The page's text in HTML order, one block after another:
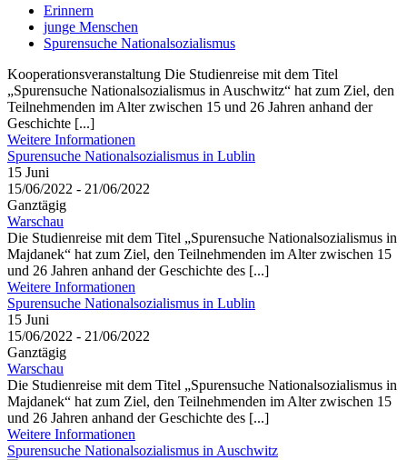
Erinnern
junge Menschen
Spurensuche Nationalsozialismus
Kooperationsveranstaltung Die Studienreise mit dem Titel
„Spurensuche Nationalsozialismus in Auschwitz“ hat zum Ziel, den
Teilnehmenden im Alter zwischen 15 und 26 Jahren anhand der
Geschichte [...]
Weitere Informationen
Spurensuche Nationalsozialismus in Lublin
15 Juni
15/06/2022 - 21/06/2022
Ganztägig
Warschau
Die Studienreise mit dem Titel „Spurensuche Nationalsozialismus in
Majdanek“ hat zum Ziel, den Teilnehmenden im Alter zwischen 15
und 26 Jahren anhand der Geschichte des [...]
Weitere Informationen
Spurensuche Nationalsozialismus in Lublin
15 Juni
15/06/2022 - 21/06/2022
Ganztägig
Warschau
Die Studienreise mit dem Titel „Spurensuche Nationalsozialismus in
Majdanek“ hat zum Ziel, den Teilnehmenden im Alter zwischen 15
und 26 Jahren anhand der Geschichte des [...]
Weitere Informationen
Spurensuche Nationalsozialismus in Auschwitz